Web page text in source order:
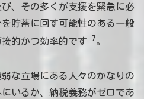
、その多くが支援を緊急に必
貯蓄に回す可能性のある一般
的かつ効率的です 7。
な立場にある人々のかなりの
いるか、納税義務がゼロであ